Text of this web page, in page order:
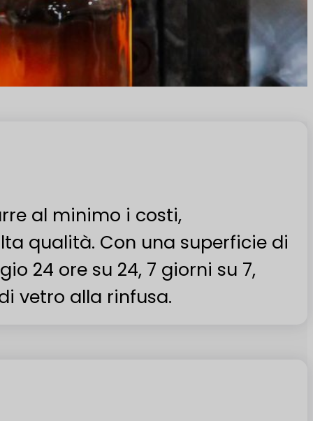
al minimo i costi,
qualità. Con una superficie di
24 ore su 24, 7 giorni su 7,
vetro alla rinfusa.